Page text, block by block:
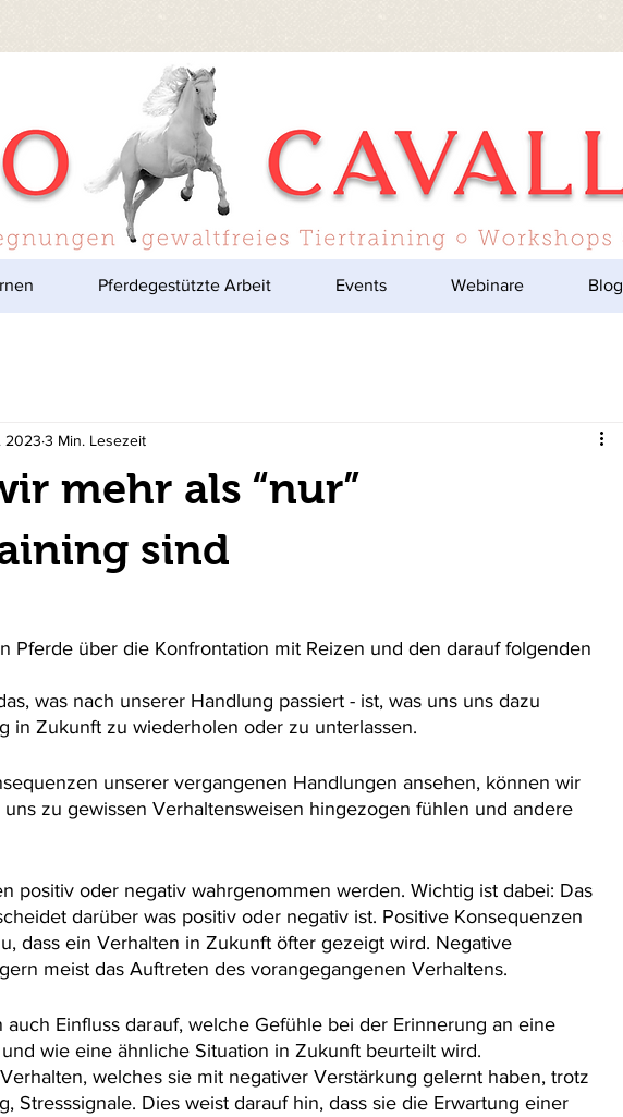
Pferdegestützte Arbeit Events Webinare Blog
mehr als “nur”
sind
2023 3 Min. Lesezeit
Pferde über die Konfrontation mit Reizen und den darauf folgenden
was nach unserer Handlung passiert - ist, was uns uns dazu
in Zukunft zu wiederholen oder zu unterlassen.
unserer vergangenen Handlungen ansehen, können wir
zu gewissen Verhaltensweisen hingezogen fühlen und andere
positiv oder negativ wahrgenommen werden. Wichtig ist dabei: Das
darüber was positiv oder negativ ist. Positive Konsequenzen
dass ein Verhalten in Zukunft öfter gezeigt wird. Negative
meist das Auftreten des vorangegangenen Verhaltens.
auch Einfluss darauf, welche Gefühle bei der Erinnerung an eine
wie eine ähnliche Situation in Zukunft beurteilt wird.
welches sie mit negativer Verstärkung gelernt haben, trotz
Stresssignale. Dies weist darauf hin, dass sie die Erwartung einer